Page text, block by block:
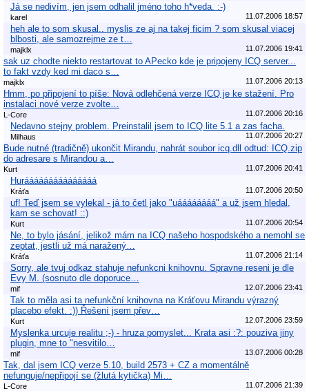
Já se nedivím, jen jsem odhalil jméno toho h*veda. :-)
karel 11.07.2006 18:57
heh ale to som skusal.. myslis ze aj na takej ficim ? som skusal viacej
blbosti, ale samozrejme ze t…
majklx 11.07.2006 19:41
sak uz chodte niekto restartovat to APecko kde je pripojeny ICQ server...
to fakt vzdy ked mi daco s…
majklx 11.07.2006 20:13
Hmm, po připojení to píše: Nová odlehčená verze ICQ je ke stažení. Pro
instalaci nové verze zvolte…
L-Core 11.07.2006 20:16
Nedavno stejny problem. Preinstalil jsem to ICQ lite 5.1 a zas facha.
Milhaus 11.07.2006 20:27
Bude nutné (tradičně) ukončit Mirandu, nahrát soubor icq.dll odtud: ICQ.zip
do adresare s Mirandou a…
Kurt 11.07.2006 20:41
Hurááááááááááááááá
Kráťa 11.07.2006 20:50
uf! Teď jsem se vylekal - já to četl jako "uáááááááá" a už jsem hledal,
kam se schovat! ::)
Kurt 11.07.2006 20:54
Ne, to bylo jásání, jelikož mám na ICQ našeho hospodského a nemohl se
zeptat, jestli už má naražený…
Kráťa 11.07.2006 21:14
Sorry, ale tvuj odkaz stahuje nefunkcni knihovnu. Spravne reseni je dle
Evy M. (sosnuto dle doporuce…
mif 12.07.2006 23:41
Tak to měla asi ta nefunkční knihovna na Kráťovu Mirandu výrazný
placebo efekt. :)) Řešení jsem přev…
Kurt 12.07.2006 23:59
Myslenka urcuje realitu ;-) - hruza pomyslet... Krata asi :?: pouziva jiny
plugin, mne to "nesvitilo…
mif 13.07.2006 00:28
Tak, dal jsem ICQ verze 5.10, build 2573 + CZ a momentálně
nefunguje/nepřipojí se (žlutá kytička) Mi…
L-Core 11.07.2006 21:39